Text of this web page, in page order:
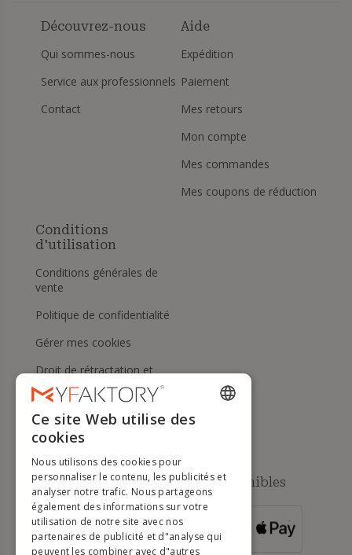
Découvrez-nous
Qui sommes-nous
Service aux professionnels
Contact
Aide
Expédition
Paiement
Mes retours
Mon compte
Mes commandes
Mes coupons de réduction
Conditions
d'utilisation
Conditions générales de
vente
Politique de confidentialité
Gérer mes cookies
Droit de rétractation et
retours
Aide
Méthodes de paiement disponibles
POUR LES
COMMANDES
SUPÉRIEURES À
ENGLISH
DUTCH
GERMAN
Ce site Web utilise des
cookies
Nous utilisons des cookies pour
personnaliser le contenu, les publicités et
analyser notre trafic. Nous partageons
également des informations sur votre
utilisation de notre site avec nos
partenaires de publicité et d"analyse qui
peuvent les combiner avec d"autres